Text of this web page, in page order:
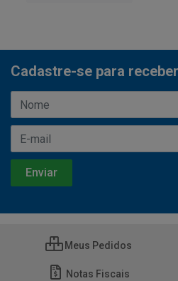
Cadastre-se para
Meus Pedidos
Notas Fiscais